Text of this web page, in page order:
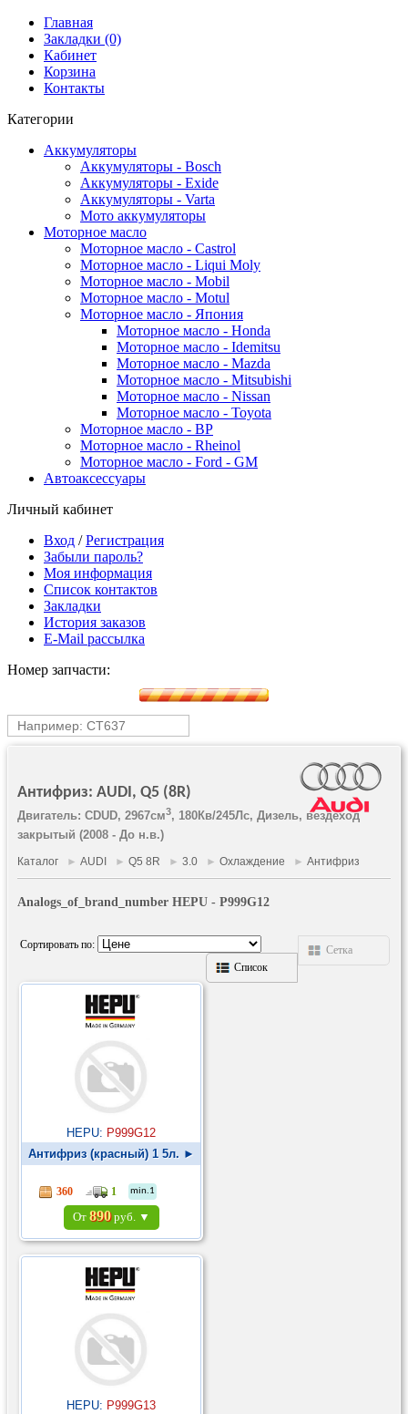
Главная
Закладки (0)
Кабинет
Корзина
Контакты
Категории
Аккумуляторы
Аккумуляторы - Bosch
Аккумуляторы - Exide
Аккумуляторы - Varta
Мото аккумуляторы
Моторное масло
Моторное масло - Castrol
Моторное масло - Liqui Moly
Моторное масло - Mobil
Моторное масло - Motul
Моторное масло - Япония
Моторное масло - Honda
Моторное масло - Idemitsu
Моторное масло - Mazda
Моторное масло - Mitsubishi
Моторное масло - Nissan
Моторное масло - Toyota
Моторное масло - BP
Моторное масло - Rheinol
Моторное масло - Ford - GM
Автоаксессуары
Личный кабинет
Вход /Регистрация
Забыли пароль?
Моя информация
Список контактов
Закладки
История заказов
E-Mail рассылка
Номер запчасти:
Антифриз: AUDI, Q5 (8R)
Двигатель: CDUD, 2967см3, 180Кв/245Лс, Дизель, вездеход
закрытый (2008 - До н.в.)
Каталог ► AUDI ► Q5 8R ► 3.0 ► Охлаждение ► Антифриз
Analogs_of_brand_number HEPU - P999G12
Сортировать по:
Сетка
Список
HEPU: P999G12
Антифриз (красный) 1 5л. ►
360 1 min.1
От 890руб. ▼
HEPU: P999G13